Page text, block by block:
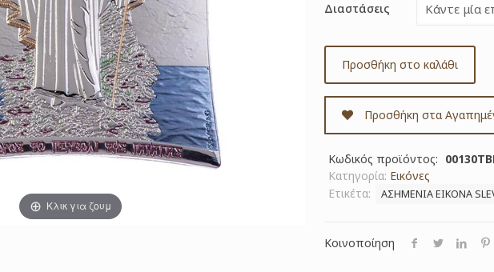
Κλικ για ζουμ
Διαστάσεις
Προσθήκη στο καλάθι
Προσθήκη στα
Κωδικός προϊόντος:
Κατηγορία: Εικόνες
Ετικέτα:
ΑΣΗΜΕΝΙΑ ΕΙΚΟΝΑ
Κοινοποίηση